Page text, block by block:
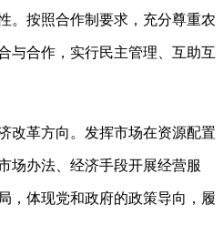
按照合作制要求，充分尊重农
与合作，实行民主管理、互助互
革方向。发挥市场在资源配置
场办法、经济手段开展经营服
，体现党和政府的政策导向，履